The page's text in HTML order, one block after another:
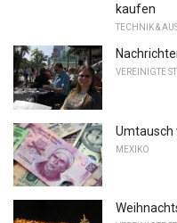
kaufen
TECHNIK &
VEREINIGTE
Umtausch
MEXIKO